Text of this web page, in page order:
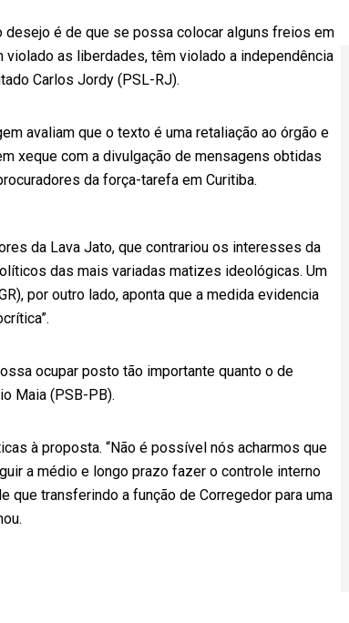
desejo é de que se possa colocar alguns freios em
as liberdades, têm violado a independência
Carlos Jordy (PSL-RJ).
avaliam que o texto é uma retaliação ao órgão e
xeque com a divulgação de mensagens obtidas
da força-tarefa em Curitiba.
da Lava Jato, que contrariou os interesses da
das mais variadas matizes ideológicas. Um
por outro lado, aponta que a medida evidencia
ocupar posto tão importante quanto o de
Maia (PSB-PB).
à proposta. “Não é possível nós acharmos que
a médio e longo prazo fazer o controle interno
que transferindo a função de Corregedor para uma